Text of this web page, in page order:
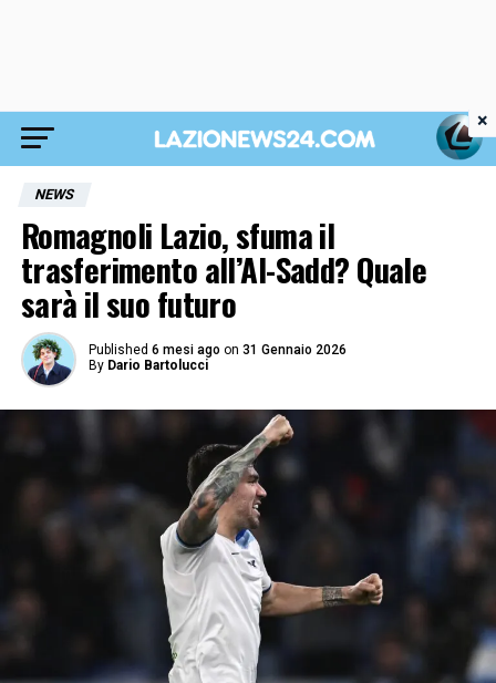
NEWS
Romagnoli Lazio, sfuma il
trasferimento all’Al-Sadd? Quale
sarà il suo futuro
Published 6 mesi ago on 31 Gennaio 2026
By Dario Bartolucci
×